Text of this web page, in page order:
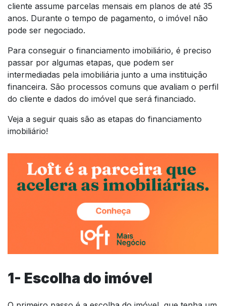
cliente assume parcelas mensais em planos de até 35
anos. Durante o tempo de pagamento, o imóvel não
pode ser negociado.
Para conseguir o financiamento imobiliário, é preciso
passar por algumas etapas, que podem ser
intermediadas pela imobiliária junto a uma instituição
financeira. São processos comuns que avaliam o perfil
do cliente e dados do imóvel que será financiado.
Veja a seguir quais são as etapas do financiamento
imobiliário!
1- Escolha do imóvel